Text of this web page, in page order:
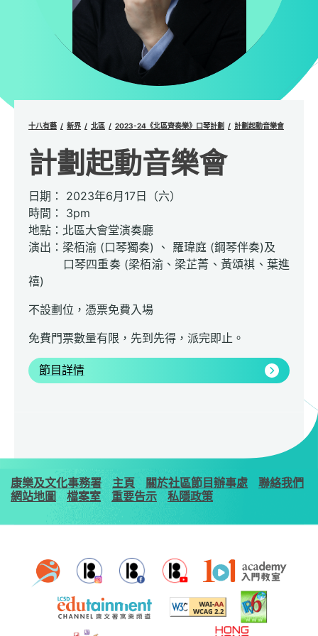
十八有藝 新界 北區 2023-24《北區齊奏樂》口琴計劃 計劃起動音樂會
計劃起動音樂會
日期： 2023年6月17日（六）
時間： 3pm
地點：北區大會堂演奏廳
演出：梁栢渝 (口琴獨奏) 、 羅瑋庭 (鋼琴伴奏)及
口琴四重奏 (梁栢渝、梁芷菁、黃頌褀、葉進
禧)
不設劃位，憑票免費入場
免費門票數量有限，先到先得，派完即止。
節目詳情
康樂及文化事務署 主頁 關於社區節目辦事處
聯絡我們
網站地圖
檔案室 重要告示 私隱政策